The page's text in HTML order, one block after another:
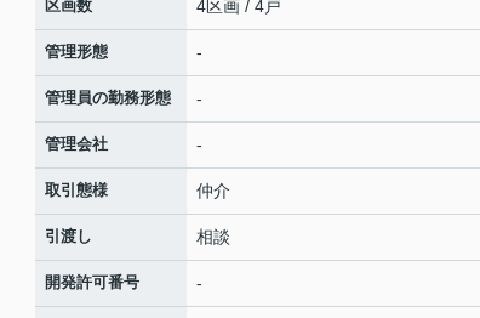
区画数 4区画 / 4戸
管理形態 -
管理員の勤務形態 -
管理会社 -
取引態様 仲介
引渡し 相談
開発許可番号 -